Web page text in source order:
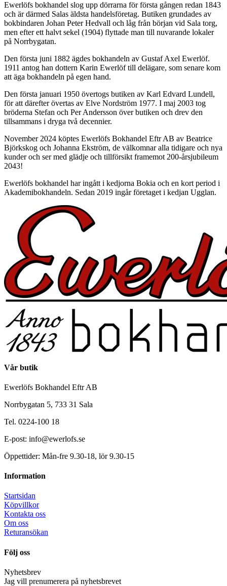
Ewerlöfs bokhandel slog upp dörrarna för första gången redan 1843
och är därmed Salas äldsta handelsföretag. Butiken grundades av
bokbindaren Johan Peter Hedvall och låg från början vid Sala torg,
men efter ett halvt sekel (1904) flyttade man till nuvarande lokaler
på Norrbygatan.
Den första juni 1882 ägdes bokhandeln av Gustaf Axel Ewerlöf.
1911 antog han dottern Karin Ewerlöf till delägare, som senare kom
att äga bokhandeln på egen hand.
Den första januari 1950 övertogs butiken av Karl Edvard Lundell,
för att därefter övertas av Elve Nordström 1977. I maj 2003 tog
bröderna Stefan och Per Andersson över butiken och drev den
tillsammans i dryga två decennier.
November 2024 köptes Ewerlöfs Bokhandel Eftr AB av Beatrice
Björkskog och Johanna Ekström, de välkomnar alla tidigare och nya
kunder och ser med glädje och tillförsikt framemot 200-årsjubileum
2043!
Ewerlöfs bokhandel har ingått i kedjorna Bokia och en kort period i
Akademibokhandeln. Sedan 2019 ingår företaget i kedjan Ugglan.
Vår butik
Ewerlöfs Bokhandel Eftr AB
Norrbygatan 5, 733 31 Sala
Tel. 0224-100 18
E-post: info@ewerlofs.se
Öppettider: Mån-fre 9.30-18, lör 9.30-15
Information
Startsidan
Köpvillkor
Kontakta oss
Om oss
Returansökan
Följ oss
Nyhetsbrev
Jag vill prenumerera på nyhetsbrevet